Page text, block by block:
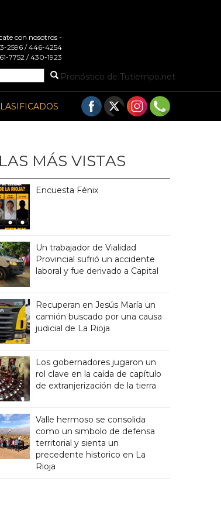
con nosotros -
2596 / 446-4254
7752 / 430-1923
Pronóstico de Tutiempo.net
LAS MÁS VISTAS
Encuesta Fénix
Un trabajador de Vialidad
Provincial sufrió un accidente
laboral y fue derivado a Capital
Recuperan en Jesús María un
camión buscado por una causa
judicial de La Rioja
Los gobernadores jugaron un
rol clave en la caída de capítulo
de extranjerización de la tierra
Valle hermoso se consolida
como un simbolo de defensa
territorial y sienta un
precedente historico en La
Rioja